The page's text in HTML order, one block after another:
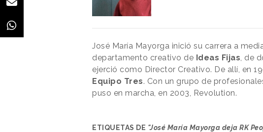
José María Mayorga inició su carrera a
departamento creativo de Ideas Fijas , de
ejerció como Director Creativo. De allí, en
Equipo Tres. Con un grupo de
puso en marcha, en 2003, Revolution.
ETIQUETAS DE "José María Mayorga deja RK